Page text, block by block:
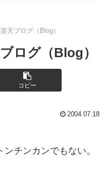
天ブログ（Blog）
ログ（Blog）
コピー
2004.07.18
チンカンでもない。